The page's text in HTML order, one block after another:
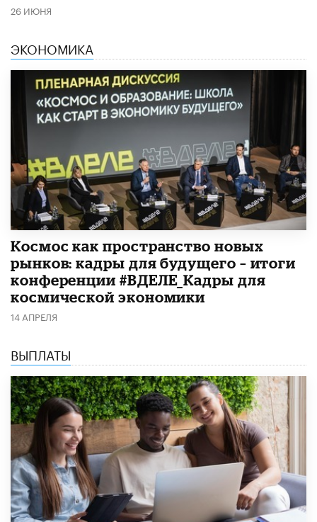
26 ИЮНЯ
ЭКОНОМИКА
Космос как пространство новых
рынков: кадры для будущего – итоги
конференции #ВДЕЛЕ_Кадры для
космической экономики
14 АПРЕЛЯ
ВЫПЛАТЫ